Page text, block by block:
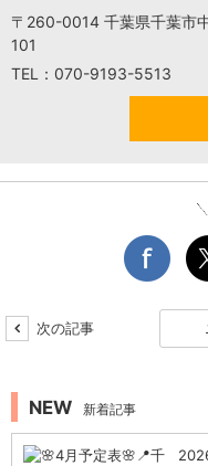
〒260-0014 千葉県千葉市
101
TEL：070-9193-5513
次の記事
NEW 新着記事